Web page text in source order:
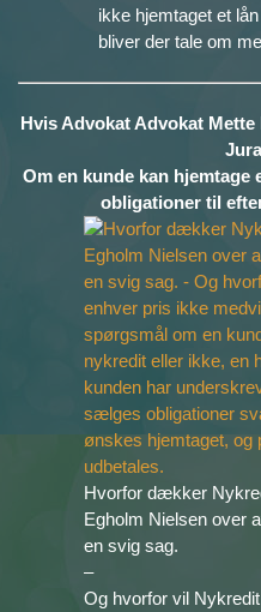
ikke hjemtaget et
bliver der tale om
Hvis Advokat Advokat
Om en kunde kan
obligationer til
Hvorfor dækker
Egholm Nielsen over
en svig sag.
–
Og hvorfor vil